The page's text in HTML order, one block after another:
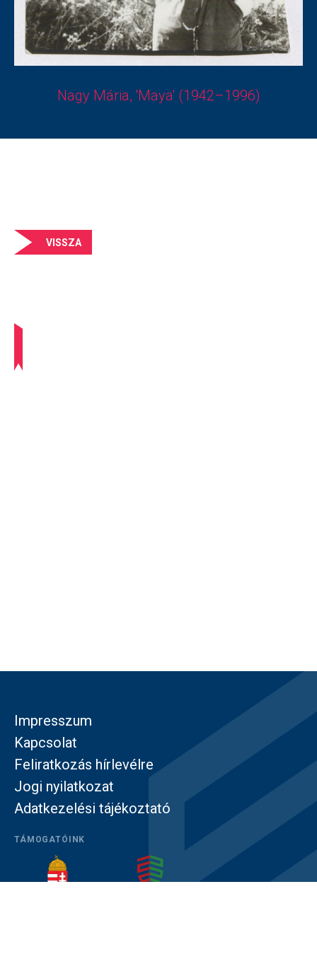
Nagy Mária, 'Maya' (1942–1996)
VISSZA
Impresszum
Kapcsolat
Feliratkozás hírlevélre
Jogi nyilatkozat
Adatkezelési tájékoztató
TÁMOGATÓINK